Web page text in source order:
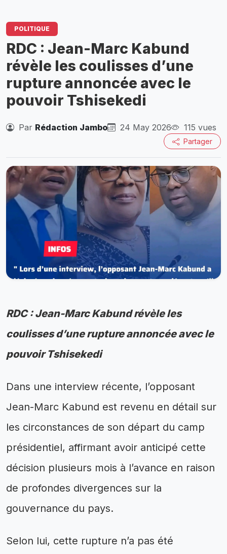
POLITIQUE
RDC : Jean-Marc Kabund
révèle les coulisses d’une
rupture annoncée avec le
pouvoir Tshisekedi
Par Rédaction Jambo 24 May 2026 115 vues
Partager
RDC : Jean-Marc Kabund révèle les
coulisses d’une rupture annoncée avec le
pouvoir Tshisekedi
Dans une interview récente, l’opposant
Jean-Marc Kabund est revenu en détail sur
les circonstances de son départ du camp
présidentiel, affirmant avoir anticipé cette
décision plusieurs mois à l’avance en raison
de profondes divergences sur la
gouvernance du pays.
Selon lui, cette rupture n’a pas été